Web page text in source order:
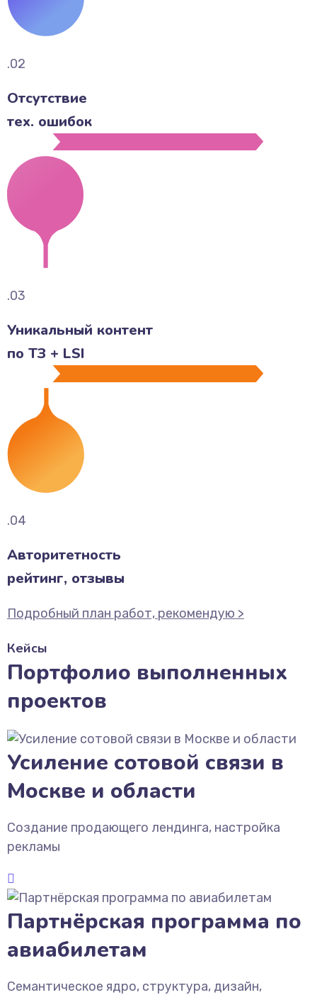
.02
Отсутствие
тех. ошибок
.03
Уникальный контент
по ТЗ + LSI
.04
Авторитетность
рейтинг, отзывы
Подробный план работ, рекомендую >
Кейсы
Портфолио выполненных
проектов
Усиление сотовой связи в
Москве и области
Создание продающего лендинга, настройка
рекламы
Партнёрская программа по
авиабилетам
Семантическое ядро, структура, дизайн,